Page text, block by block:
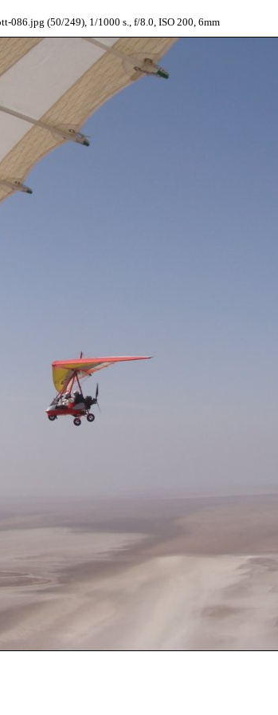
086.jpg (50/249), 1/1000 s., f/8.0, ISO 200, 6mm